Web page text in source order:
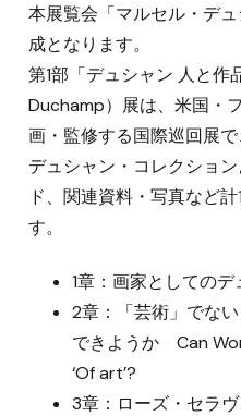
本展覧会「マルセル・デ
成となります。
第1部「デュシャン 人と
Duchamp）展は、米国・
画・監修する国際巡回展
デュシャン・コレクショ
ド、関連資料・写真など
す。
1章：画家としての
2章：「芸術」でな
できようか Can
‘Of art’?
3章：ローズ・セラ